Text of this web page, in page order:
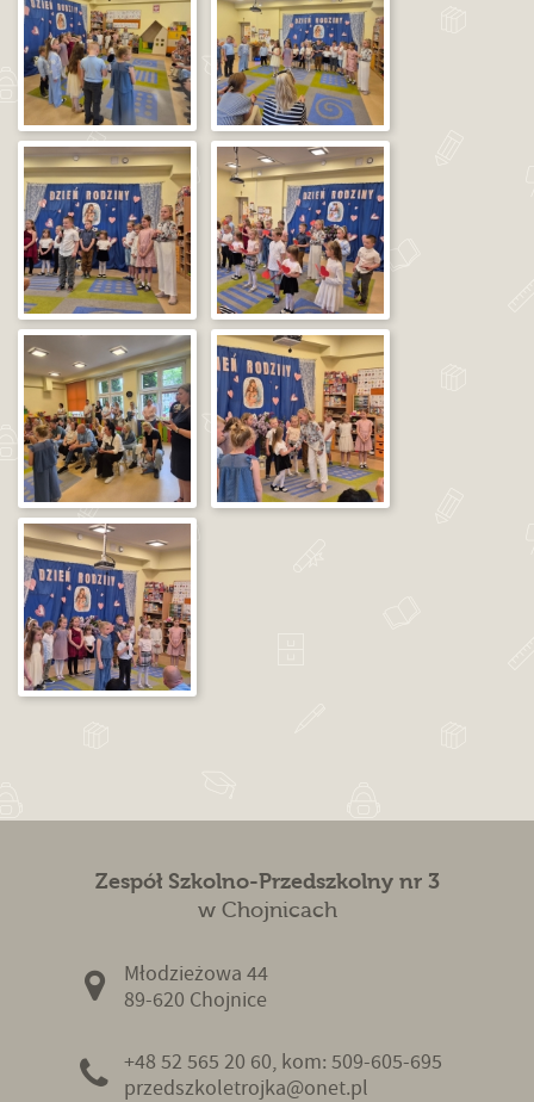
Zespół Szkolno-Przedszkolny nr 3
w Chojnicach
Młodzieżowa 44
89-620 Chojnice
+48 52 565 20 60, kom: 509-605-695
przedszkoletrojka@onet.pl